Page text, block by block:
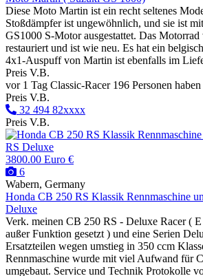
Diese Moto Martin ist ein recht seltenes
Stoßdämpfer ist ungewöhnlich, und sie ist
GS1000 S-Motor ausgestattet. Das
restauriert und ist wie neu. Es hat ein
4x1-Auspuff von Martin ist ebenfalls im
Preis V.B.
vor 1 Tag Classic-Racer 196 Personen haben
Preis V.B.
32 494 82xxxx
Preis V.B.
3800.00 Euro €
6
Wabern, Germany
Honda CB 250 RS Klassik Rennmaschine
Deluxe
Verk. meinen CB 250 RS - Deluxe Racer ( E
außer Funktion gesetzt ) und eine Serien
Ersatzteilen wegen umstieg in 350 ccm
Rennmaschine wurde mit viel Aufwand für
umgebaut. Service und Technik Protokolle